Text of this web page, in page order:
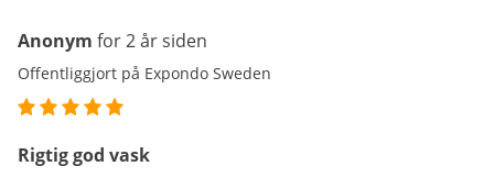
Anonym for 2 år siden
Offentliggjort på Expondo Sweden
Rigtig god vask